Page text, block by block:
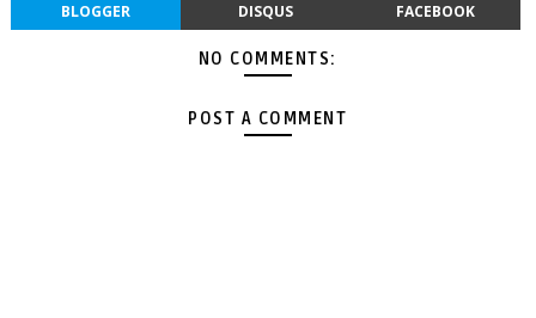
BLOGGER DISQUS FACEBOOK
NO COMMENTS:
POST A COMMENT